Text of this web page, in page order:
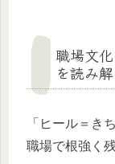
職場文
を読み解
「ヒール＝き
職場で根強く